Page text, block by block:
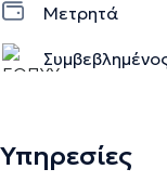
Μετρητά
Υπηρεσίες